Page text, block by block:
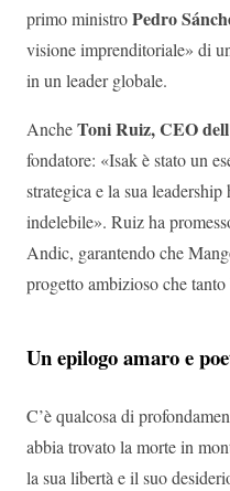
primo ministroPedro
visione imprenditoriale» di
in un leader globale.
AncheToni Ruiz, CEO
fondatore: «Isak è stato un
strategica e la sua
indelebile». Ruiz ha
Andic, garantendo che
progetto ambizioso che
Un epilogo amaro e
C’è qualcosa di
abbia trovato la morte in
la sua libertà e il suo